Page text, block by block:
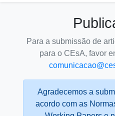
Para a submissão de
para o CEsA, favor
Agradecemos a
acordo com as